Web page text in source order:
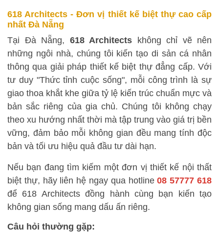
618 Architects - Đơn vị thiết kế biệt thự cao cấp
nhất Đà Nẵng
Tại Đà Nẵng, 618 Architects không chỉ vẽ nên
những ngôi nhà, chúng tôi kiến tạo di sản cá nhân
thông qua giải pháp thiết kế biệt thự đẳng cấp. Với
tư duy "Thức tỉnh cuộc sống", mỗi công trình là sự
giao thoa khắt khe giữa tỷ lệ kiến trúc chuẩn mực và
bản sắc riêng của gia chủ. Chúng tôi không chạy
theo xu hướng nhất thời mà tập trung vào giá trị bền
vững, đảm bảo mỗi không gian đều mang tính độc
bản và tối ưu hiệu quả đầu tư dài hạn.
Nếu bạn đang tìm kiếm một đơn vị thiết kế nội thất
biệt thự, hãy liên hệ ngay qua hotline08 57777 618
để 618 Architects đồng hành cùng bạn kiến tạo
không gian sống mang dấu ấn riêng.
Câu hỏi thường gặp: